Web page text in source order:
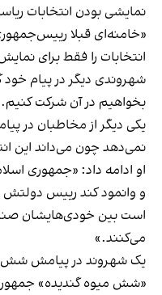
نمایشی بودن انتخابات
«خامنه‌ای قبلا
انتخابات را فقط برای
شهروندی دیگر در پیام خود
بخواهیم در آن شرکت
یکی دیگر از مخاطبان در
نمی‌دهد چون می‌داند این
او ادامه داد: «جمهوری
و وانمود کند رییس دولتش
است بین خودی‌هایشان
می‌کنند.»
یک شهروند در پیامش شش
«شش میوه گندیده»